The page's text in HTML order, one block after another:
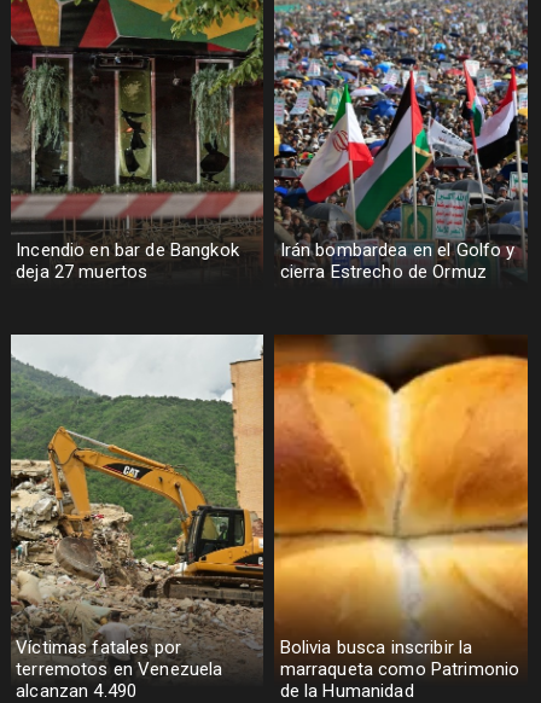
Incendio en bar de Bangkok
deja 27 muertos
Irán bombardea en el Golfo y
cierra Estrecho de Ormuz
Víctimas fatales por
terremotos en Venezuela
alcanzan 4.490
Bolivia busca inscribir la
marraqueta como Patrimonio
de la Humanidad